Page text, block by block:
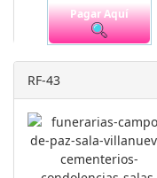
Pagar Aquí
RF-43